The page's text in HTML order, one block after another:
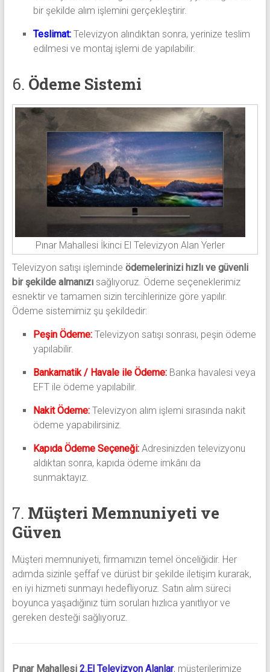
bir şekilde alım işlemini gerçekleştirir.
Teslimat: Televizyon alındıktan sonra, yerinize teslim
edilmesi ve montaj işlemi de yapılabilir.
6. Ödeme Sistemi
Pınar Mahallesi İkinci El Televizyon Alan Yerler
Televizyon satışı işleminde ödemelerinizi hızlı ve güvenli
bir şekilde almanızısağlıyoruz. Ödeme seçeneklerimiz
esnektir ve tamamen sizin tercihlerinize göre yapılır.
Ödeme sistemimiz şu şekildedir:
Peşin Ödeme:Televizyon satışı sonrası, peşin ödeme
yapılabilir.
Bankamatik / Havale ile Ödeme:Banka havalesi veya
EFT ile ödeme yapılabilir.
Nakit Ödeme:Televizyon alım işlemi sırasında nakit
ödeme yapabilirsiniz.
Kapıda Ödeme Seçeneği:Adresinizden televizyonu
aldıktan sonra, kapıda ödeme imkânı da
sunmaktayız.
7. Müşteri Memnuniyeti ve
Güven
Müşteri memnuniyeti, firmamızın temel önceliğidir. Her
adımda sizinle şeffaf ve dürüst bir şekilde iletişim kurarak,
en iyi hizmeti sunmayı hedefliyoruz. Satın alım süreci
boyunca yaşadığınız tüm soruları hızlıca yanıtlıyor ve
gereken desteği sağlıyoruz.
Pınar Mahallesi 2.El Televizyon Alanlar, müşterilerimize